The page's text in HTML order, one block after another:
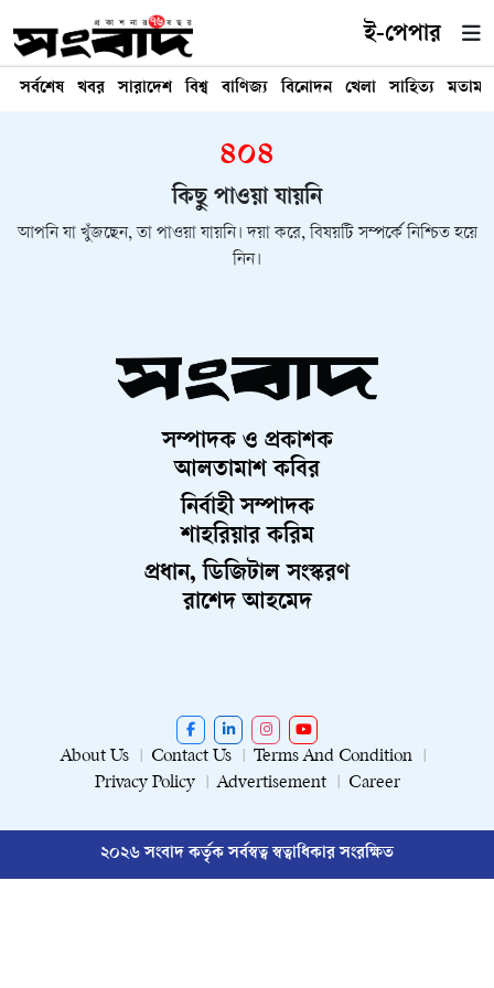
ই-পেপার
সর্বশেষ খবর সারাদেশ বিশ্ব বাণিজ্য বিনোদন খেলা সাহিত্য মতামত
৪০৪
কিছু পাওয়া যায়নি
আপনি যা খুঁজছেন, তা পাওয়া যায়নি। দয়া করে, বিষয়টি সম্পর্কে নিশ্চিত হয়ে
নিন।
সম্পাদক ও প্রকাশক
আলতামাশ কবির
নির্বাহী সম্পাদক
শাহরিয়ার করিম
প্রধান, ডিজিটাল সংস্করণ
রাশেদ আহমেদ
About Us Contact Us
Terms And Condition
Privacy Policy
Advertisement Career
২০২৬ সংবাদ কর্তৃক সর্বস্বত্ব স্বত্বাধিকার সংরক্ষিত